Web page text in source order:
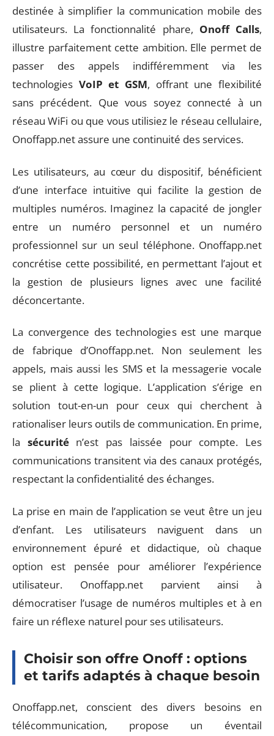
destinée à simplifier la communication mobile des
utilisateurs. La fonctionnalité phare, Onoff Calls,
illustre parfaitement cette ambition. Elle permet de
passer des appels indifféremment via les
technologies VoIP et GSM, offrant une flexibilité
sans précédent. Que vous soyez connecté à un
réseau WiFi ou que vous utilisiez le réseau cellulaire,
Onoffapp.net assure une continuité des services.
Les utilisateurs, au cœur du dispositif, bénéficient
d’une interface intuitive qui facilite la gestion de
multiples numéros. Imaginez la capacité de jongler
entre un numéro personnel et un numéro
professionnel sur un seul téléphone. Onoffapp.net
concrétise cette possibilité, en permettant l’ajout et
la gestion de plusieurs lignes avec une facilité
déconcertante.
La convergence des technologies est une marque
de fabrique d’Onoffapp.net. Non seulement les
appels, mais aussi les SMS et la messagerie vocale
se plient à cette logique. L’application s’érige en
solution tout-en-un pour ceux qui cherchent à
rationaliser leurs outils de communication. En prime,
la sécuritén’est pas laissée pour compte. Les
communications transitent via des canaux protégés,
respectant la confidentialité des échanges.
La prise en main de l’application se veut être un jeu
d’enfant. Les utilisateurs naviguent dans un
environnement épuré et didactique, où chaque
option est pensée pour améliorer l’expérience
utilisateur. Onoffapp.net parvient ainsi à
démocratiser l’usage de numéros multiples et à en
faire un réflexe naturel pour ses utilisateurs.
Choisir son offre Onoff : options
et tarifs adaptés à chaque besoin
Onoffapp.net, conscient des divers besoins en
télécommunication, propose un éventail